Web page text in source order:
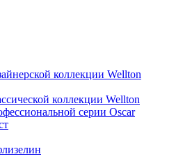
коллекции Wellton
коллекции Wellton
серии Oscar